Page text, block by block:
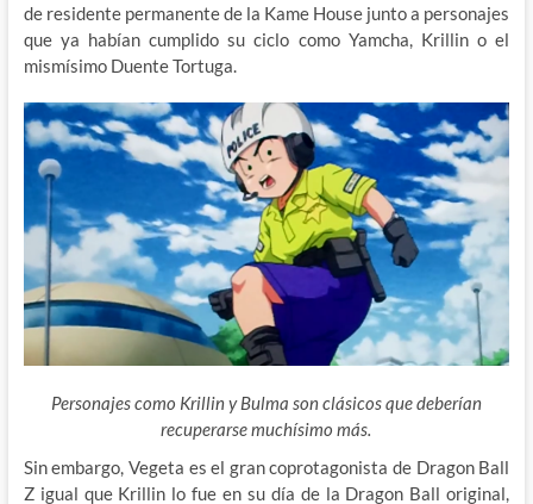
de residente permanente de la Kame House junto a personajes
que ya habían cumplido su ciclo como Yamcha, Krillin o el
mismísimo Duente Tortuga.
Personajes como Krillin y Bulma son clásicos que deberían
recuperarse muchísimo más.
Sin embargo, Vegeta es el gran coprotagonista de Dragon Ball
Z igual que Krillin lo fue en su día de la Dragon Ball original,